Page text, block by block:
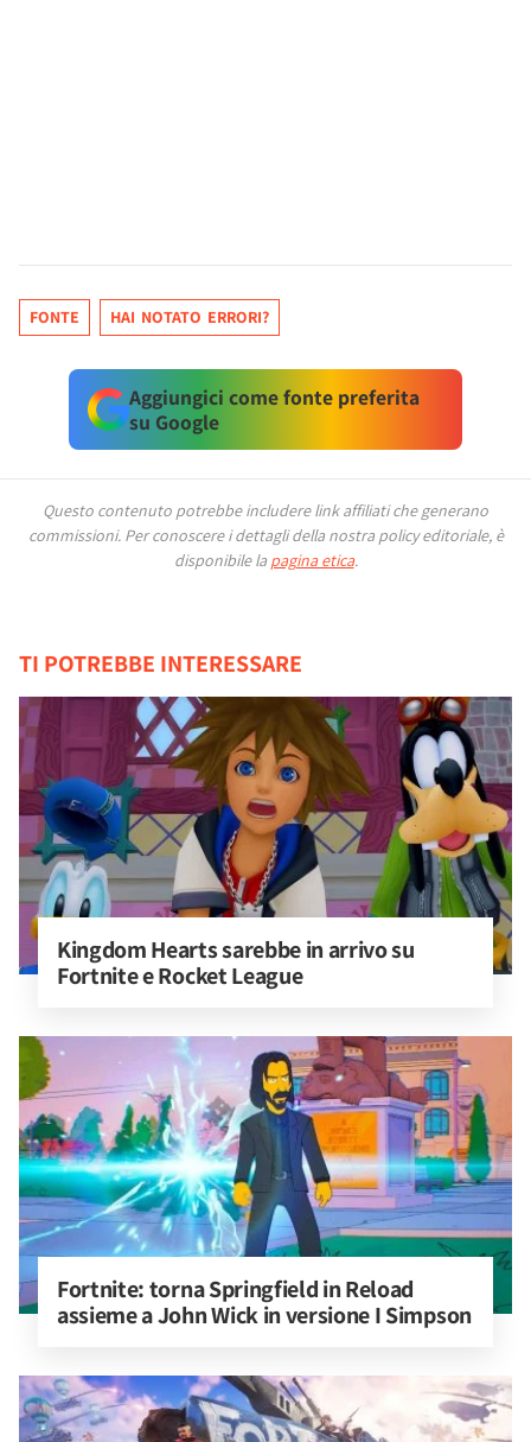
FONTE HAI NOTATO ERRORI?
Aggiungici come fonte preferita
su Google
Questo contenuto potrebbe includere link affiliati che generano
commissioni. Per conoscere i dettagli della nostra policy editoriale, è
disponibile la pagina etica.
TI POTREBBE INTERESSARE
Kingdom Hearts sarebbe in arrivo su
Fortnite e Rocket League
Fortnite: torna Springfield in Reload
assieme a John Wick in versione I Simpson